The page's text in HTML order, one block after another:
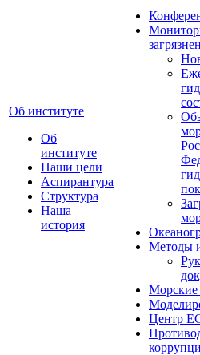
Об институте
Об
институте
Наши цели
Аспирантура
Структура
Наша
история
Методы
Морские
Центр